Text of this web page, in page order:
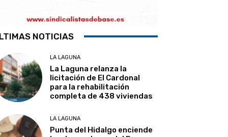
NOTICIAS
LA LAGUNA
La Laguna relanza la
licitación de El Cardonal
para la rehabilitación
completa de 438 viviendas
LA LAGUNA
Punta del Hidalgo enciende